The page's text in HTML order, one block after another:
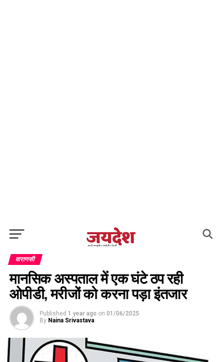
वाराणसी
मानसिक अस्पताल में एक घंटे ठप रही
ओपीडी, मरीजों को करना पड़ा इंतजार
Published 1 year ago on 01/06/2025
By Naina Srivastava